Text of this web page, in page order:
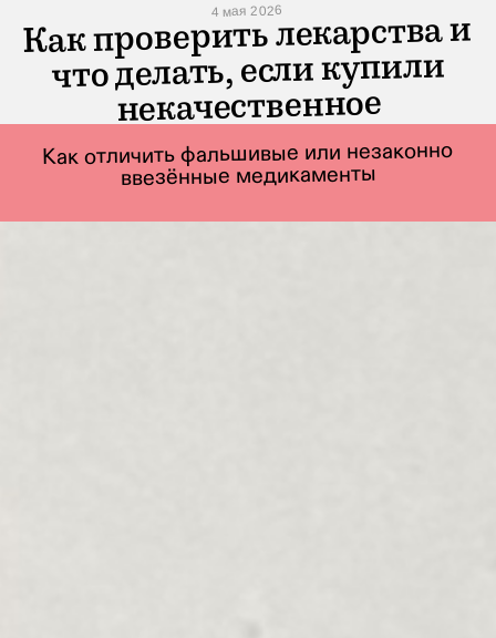
Как отличить фальшивые или незаконно
ввезённые медикаменты
4 мая 2026
Как проверить лекарства и
что делать, если купили
некачественное